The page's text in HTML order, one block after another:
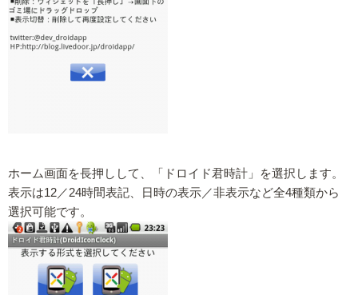
ホーム画面を長押しして、「ドロイド君時計」を選択します。
表示は12／24時間表記、日時の表示／非表示など全4種類から
選択可能です。